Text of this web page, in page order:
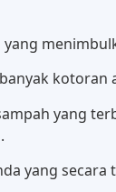
kotoran
yang
yang